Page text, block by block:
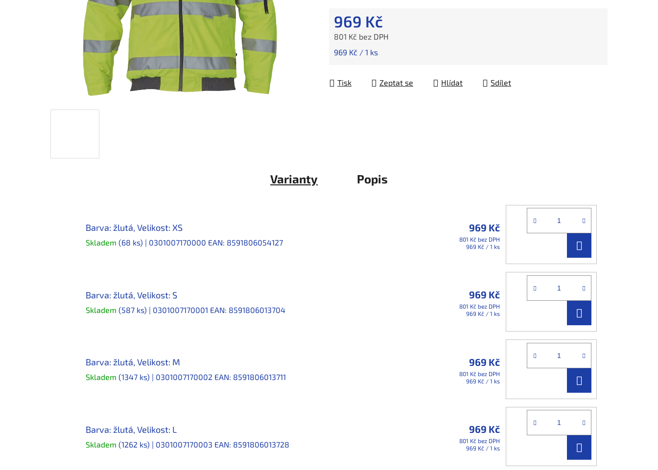
969 Kč
801 Kč bez DPH
Měrná cena:
969 Kč / 1 ks
Tisk Zeptat se Hlídat Sdílet
Varianty Popis
Barva: žlutá, Velikost: XS
Skladem (68 ks) | 0301007170000 EAN: 8591806054127
969 Kč
801 Kč bez DPH
Měrná
969 Kč / 1 ks
KOŠÍKU
Barva: žlutá, Velikost: S
Skladem (587 ks) | 0301007170001 EAN: 8591806013704
969 Kč
801 Kč bez DPH
Měrná
969 Kč / 1 ks
KOŠÍKU
Barva: žlutá, Velikost: M
Skladem (1347 ks) | 0301007170002 EAN: 8591806013711
969 Kč
801 Kč bez DPH
Měrná
969 Kč / 1 ks
KOŠÍKU
Barva: žlutá, Velikost: L
Skladem (1262 ks) | 0301007170003 EAN: 8591806013728
969 Kč
801 Kč bez DPH
Měrná
969 Kč / 1 ks
KOŠÍKU